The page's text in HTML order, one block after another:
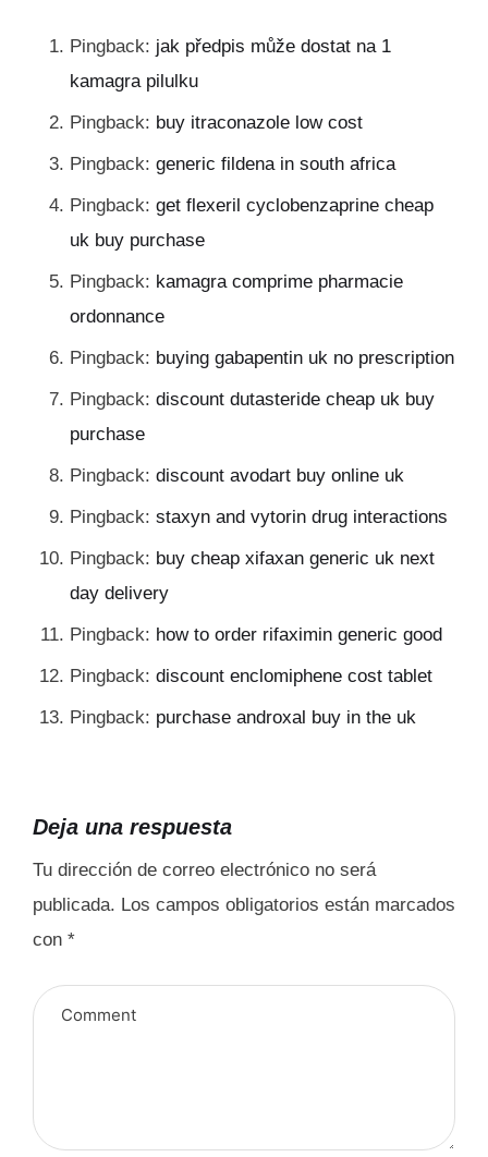
Pingback: jak předpis může dostat na 1
kamagra pilulku
Pingback: buy itraconazole low cost
Pingback: generic fildena in south africa
Pingback: get flexeril cyclobenzaprine cheap
uk buy purchase
Pingback: kamagra comprime pharmacie
ordonnance
Pingback: buying gabapentin uk no prescription
Pingback: discount dutasteride cheap uk buy
purchase
Pingback: discount avodart buy online uk
Pingback: staxyn and vytorin drug interactions
Pingback: buy cheap xifaxan generic uk next
day delivery
Pingback: how to order rifaximin generic good
Pingback: discount enclomiphene cost tablet
Pingback: purchase androxal buy in the uk
Deja una respuesta
Tu dirección de correo electrónico no será
publicada. Los campos obligatorios están marcados
con *